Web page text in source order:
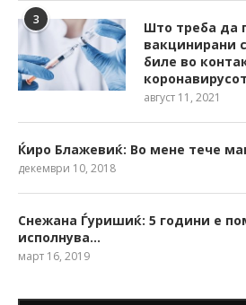
3
Што треба да
вакцинирани
биле во
август 11, 2021
Ќиро Блажевиќ: Во мене тече
декември 10, 2018
Снежана Ѓуришиќ: 5 години е
исполнува…
март 16, 2019